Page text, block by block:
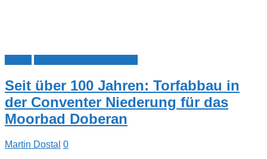
Seit über 100 Jahren: Torfabbau in
der Conventer Niederung für das
Moorbad Doberan
Martin Dostal 0